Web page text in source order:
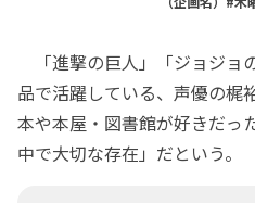
「進撃の巨人」「ジョジョ
品で活躍している、声優の梶
本や本屋・図書館が好きだっ
中で大切な存在」だという。